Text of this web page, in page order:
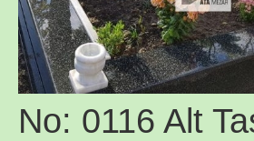
FOTO GALERİ
İLETİŞİM
No: 0116 Alt